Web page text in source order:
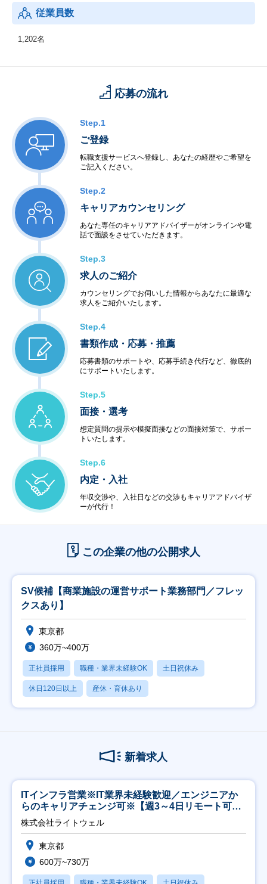
従業員数
1,202名
応募の流れ
Step.1
ご登録
転職支援サービスへ登録し、あなたの経歴やご希望を
ご記入ください。
Step.2
キャリアカウンセリング
あなた専任のキャリアアドバイザーがオンラインや電
話で面談をさせていただきます。
Step.3
求人のご紹介
カウンセリングでお伺いした情報からあなたに最適な
求人をご紹介いたします。
Step.4
書類作成・応募・推薦
応募書類のサポートや、応募手続き代行など、徹底的
にサポートいたします。
Step.5
面接・選考
想定質問の提示や模擬面接などの面接対策で、サポー
トいたします。
Step.6
内定・入社
年収交渉や、入社日などの交渉もキャリアアドバイザ
ーが代行！
この企業の他の公開求人
SV候補【商業施設の運営サポート業務部門／フレッ
クスあり】
東京都
360万~400万
正社員採用 職種・業界未経験OK 土日祝休み
休日120日以上 産休・育休あり
新着求人
ITインフラ営業※IT業界未経験歓迎／エンジニアか
らのキャリアチェンジ可※【週3～4日リモート可
能】
株式会社ライトウェル
東京都
600万~730万